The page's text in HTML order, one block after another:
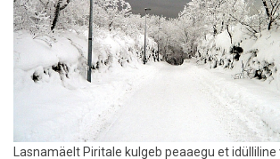
Lasnamäelt Piritale kulgeb peaaegu et idülliline